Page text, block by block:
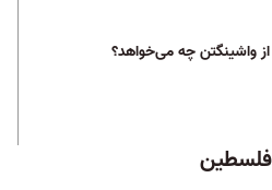
واشینگتن چه می‌خواهد؟
فلسطین